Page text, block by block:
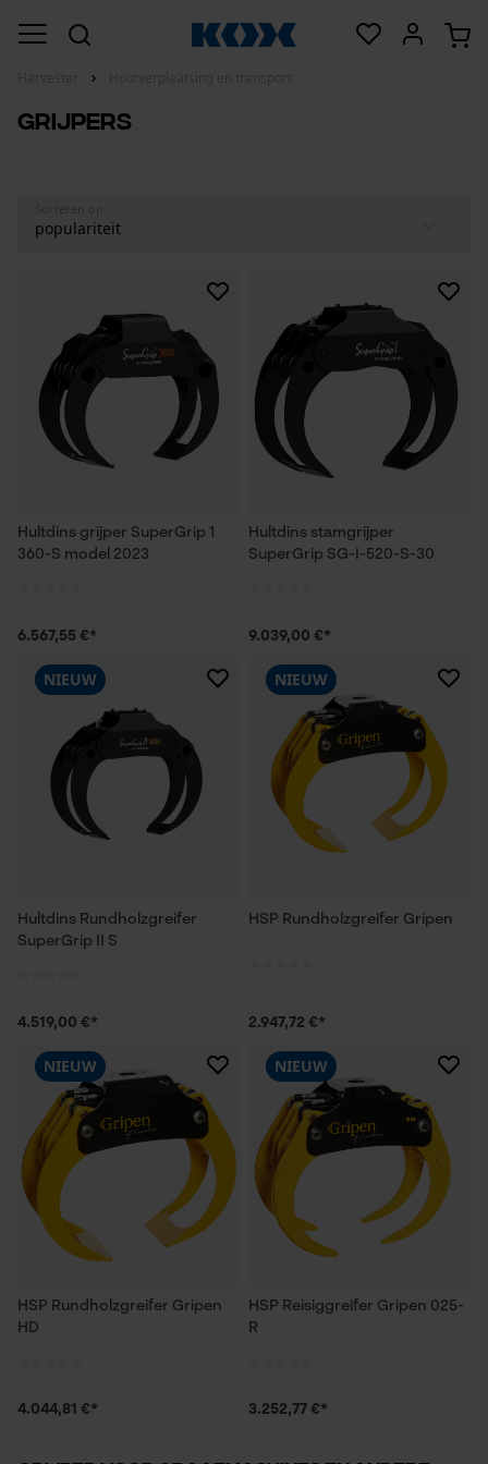
Grijpers
Hultdins grijper SuperGrip 1
360-S model 2023
6.567,55 €*
Hultdins stamgrijper
SuperGrip SG-I-520-S-30
9.039,00 €*
Hultdins Rundholzgreifer
SuperGrip II S
NIEUW
4.519,00 €*
HSP Rundholzgreifer Gripen
NIEUW
2.947,72 €*
HSP Rundholzgreifer Gripen
HD
NIEUW
4.044,81 €*
HSP Reisiggreifer Gripen 025-
R
NIEUW
3.252,77 €*